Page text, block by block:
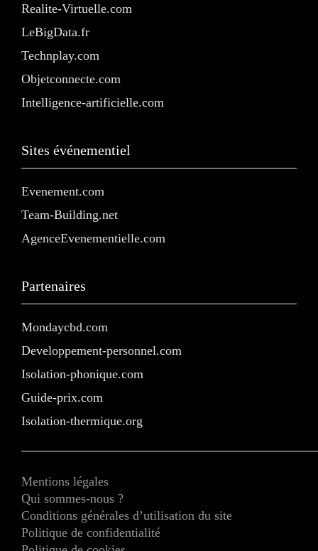
Realite-Virtuelle.com
LeBigData.fr
Technplay.com
Objetconnecte.com
Intelligence-artificielle.com
Sites événementiel
Evenement.com
Team-Building.net
AgenceEvenementielle.com
Partenaires
Mondaycbd.com
Developpement-personnel.com
Isolation-phonique.com
Guide-prix.com
Isolation-thermique.org
Mentions légales
Qui sommes-nous ?
Conditions générales d’utilisation du site
Politique de confidentialité